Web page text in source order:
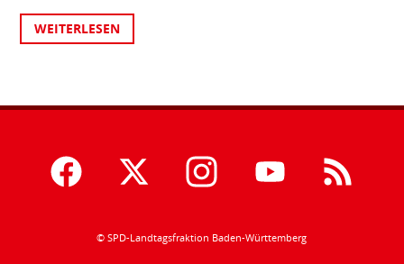
WEITERLESEN
© SPD-Landtagsfraktion Baden-Württemberg